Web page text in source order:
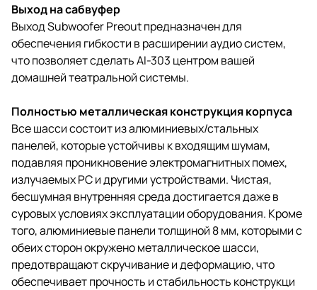
Выход на сабвуфер
Выход Subwoofer Preout предназначен для
обеспечения гибкости в расширении аудио систем,
что позволяет сделать AI-303 центром вашей
домашней театральной системы.
Полностью металлическая конструкция корпуса
Все шасси состоит из алюминиевых/стальных
панелей, которые устойчивы к входящим шумам,
подавляя проникновение электромагнитных помех,
излучаемых PC и другими устройствами. Чистая,
бесшумная внутренняя среда достигается даже в
суровых условиях эксплуатации оборудования. Кроме
того, алюминиевые панели толщиной 8 мм, которыми с
обеих сторон окружено металлическое шасси,
предотвращают скручивание и деформацию, что
обеспечивает прочность и стабильность конструкци